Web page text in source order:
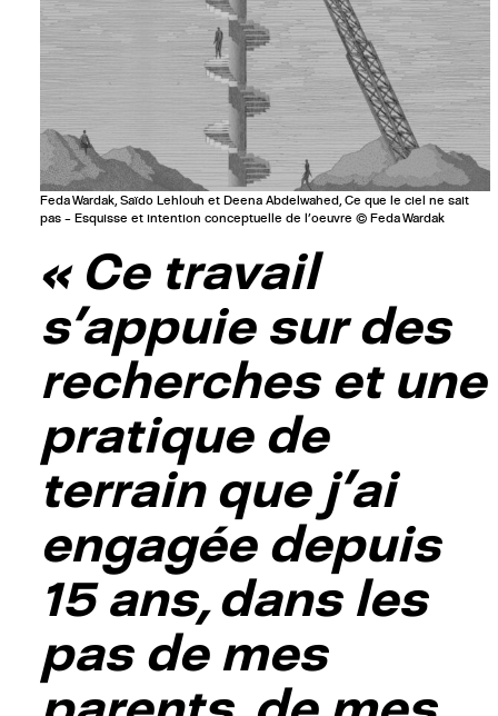
Feda Wardak, Saïdo Lehlouh et Deena Abdelwahed, Ce que le ciel ne sait
pas – Esquisse et intention conceptuelle de l’oeuvre © Feda Wardak
« Ce travail
s’appuie sur des
recherches et une
pratique de
terrain que j’ai
engagée depuis
15 ans, dans les
pas de mes